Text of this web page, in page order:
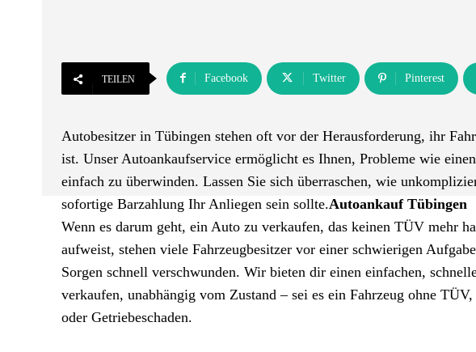
TEILEN Facebook Twitter Pinterest
Autobesitzer in Tübingen stehen oft vor der Herausforderung, ihr
ist. Unser Autoankaufservice ermöglicht es Ihnen, Probleme wie
einfach zu überwinden. Lassen Sie sich überraschen, wie
sofortige Barzahlung Ihr Anliegen sein sollte.Autoankauf Tübingen
Wenn es darum geht, ein Auto zu verkaufen, das keinen TÜV mehr
aufweist, stehen viele Fahrzeugbesitzer vor einer schwierigen
Sorgen schnell verschwunden. Wir bieten dir einen einfachen,
verkaufen, unabhängig vom Zustand – sei es ein Fahrzeug ohne
oder Getriebeschaden.